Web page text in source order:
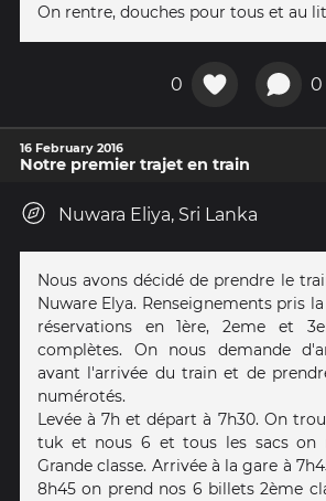
On rentre, douches pour tous et au
0 0
16 February 2016
Notre premier trajet en train
Nuwara Eliya, Sri Lanka
Nous avons décidé de prendre le
Nuware Elya. Renseignements pris
réservations en 1ère, 2eme et
complètes. On nous demande
avant l'arrivée du train et de
numérotés.
Levée à 7h et départ à 7h30. On
tuk et nous 6 et tous les sacs on
Grande classe. Arrivée à la gare à
8h45 on prend nos 6 billets 2ème